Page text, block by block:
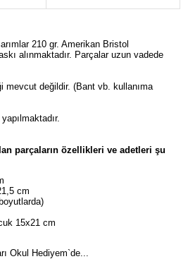
210 gr. Amerikan Bristol
alınmaktadır. Parçalar uzun vadede
mevcut değildir. (Bant vb. kullanıma
parçaların özellikleri ve adetleri şu
cm
15x21 cm
Okul Hediyem`de...